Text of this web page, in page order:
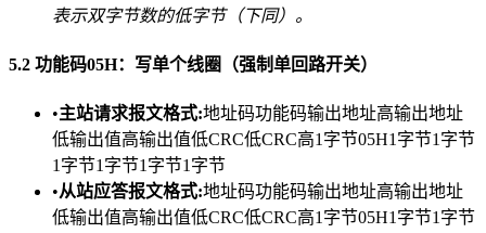
表示双字节数的低字节（下同）。
​5.2 功能码05H：写单个线圈（强制单回路开关）​
•​​主站请求报文格式:​​地址码功能码输出地址高输出地址
低输出值高输出值低CRC低CRC高1字节05H1字节1字节
1字节1字节1字节1字节
•​​从站应答报文格式:​​地址码功能码输出地址高输出地址
低输出值高输出值低CRC低CRC高1字节05H1字节1字节